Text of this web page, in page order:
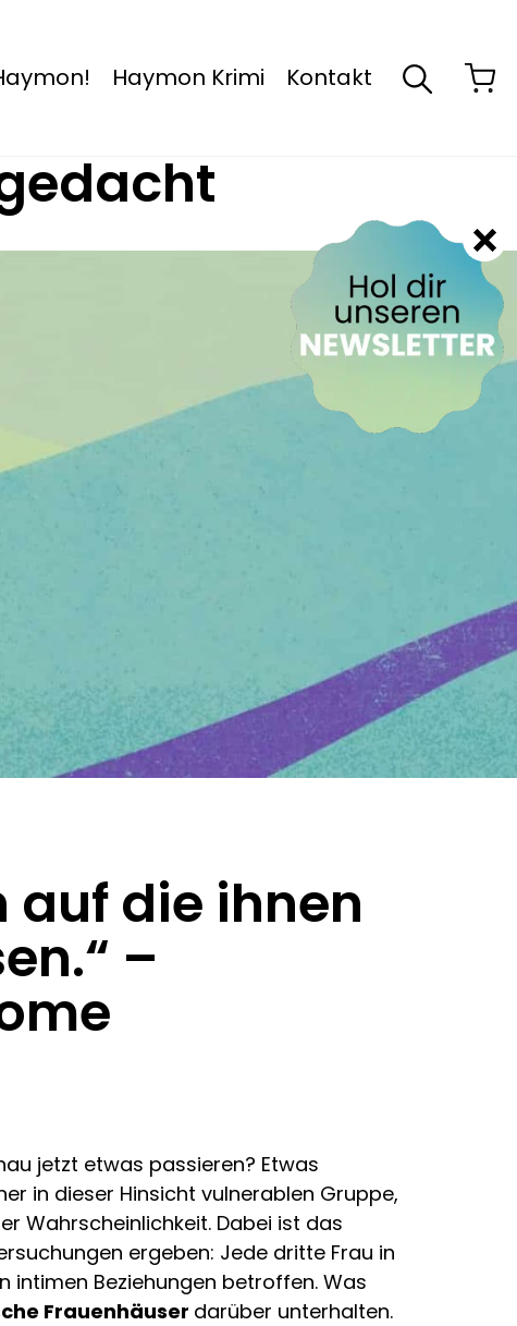
Haymon Krimi Kontakt
auf die ihnen
–
jetzt etwas passieren? Etwas
in dieser Hinsicht vulnerablen Gruppe,
Wahrscheinlichkeit. Dabei ist das
ergeben: Jede dritte Frau in
Beziehungen betroffen. Was
Frauenhäuser darüber unterhalten.